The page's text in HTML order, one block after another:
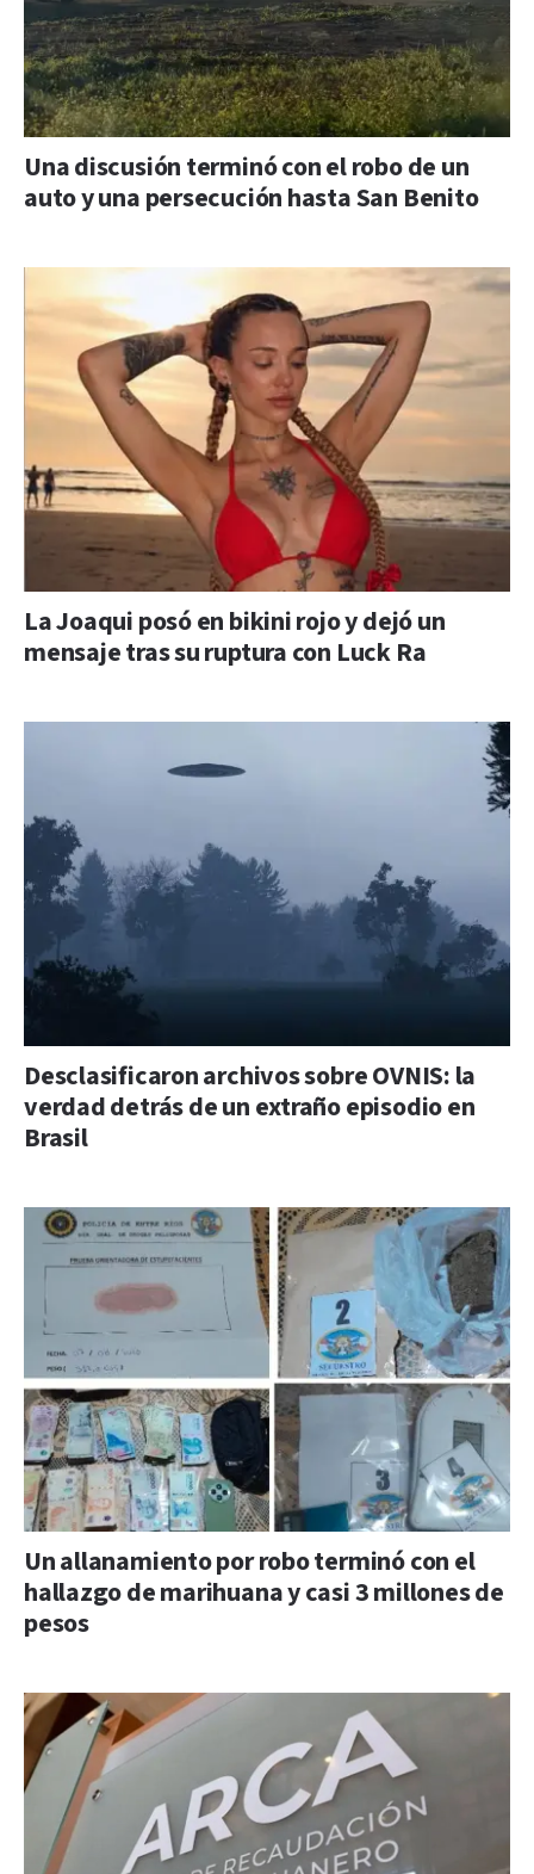
Una discusión terminó con el robo de un
auto y una persecución hasta San Benito
La Joaqui posó en bikini rojo y dejó un
mensaje tras su ruptura con Luck Ra
Desclasificaron archivos sobre OVNIS: la
verdad detrás de un extraño episodio en
Brasil
Un allanamiento por robo terminó con el
hallazgo de marihuana y casi 3 millones de
pesos